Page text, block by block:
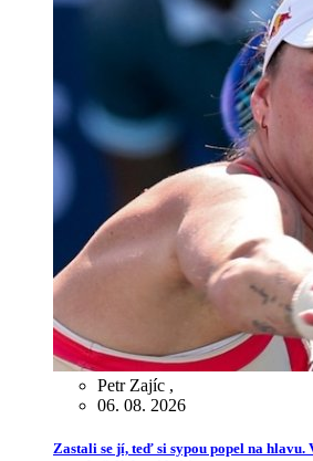
Petr Zajíc ,
06. 08. 2026
Zastali se jí, teď si sypou popel na hlavu.